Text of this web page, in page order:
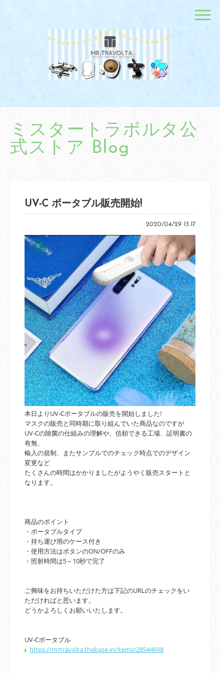
ミスタートラボルタ公
式ストア Blog
UV-C ポータブル販売開始!
2020/04/29 13:17
本日よりUV-Cポータブルの販売を開始しました!
マスクの販売と同時期に取り組んでいた商品なのですが
UV-Cの除菌の仕組みの理解や、信頼できる工場、証明書の
有無、
輸入の規制、またサンプルでのチェック時点でのデザイン
変更など
たくさんの時間はかかりましたがようやく販売スタートと
なります。
商品のポイント
・ポータブルタイプ
・持ち運び用のケース付き
・使用方法はボタンのON/OFFのみ
・照射時間は5～10秒で完了
ご興味をお持ちいただけた方は下記のURLのチェックをい
ただければと思います。
どうかよろしくお願いいたします。
UV-Cポータブル
https://mrtravolta.thebase.in/items/28544698